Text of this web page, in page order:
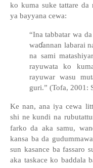
ko kuma suke tattare da
ya bayyana cewa:
“Ina tabbatar wa
waɗannan labarai
na sami
rayuwata ko
rayuwar wasu
guri.” (Tofa, 2001:
Ke nan, ana iya cewa
shi ne kundi na
farko da aka samu,
kansa ba da
sun kasance ba fassaro
aka taskace ko baddala